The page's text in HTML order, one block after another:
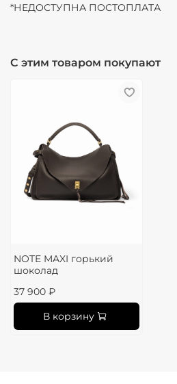
*НЕДОСТУПНА ПОСТОПЛАТА
С этим товаром покупают
NOTE MAXI горький
шоколад
37 900 ₽
В корзину